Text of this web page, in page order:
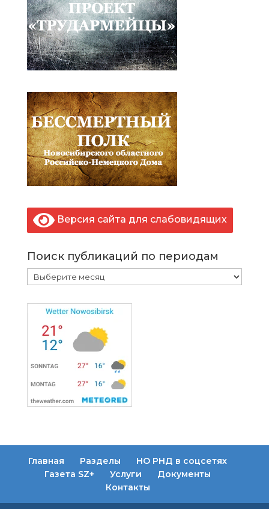
Версия сайта для слабовидящих
Поиск публикаций по периодам
Поиск
публикаций
по
периодам
Главная Разделы
НО РНД в соцсетях
Газета SZ+
Услуги
Документы
Контакты